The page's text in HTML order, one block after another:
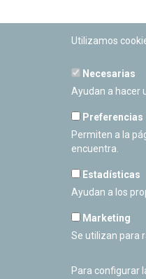
PLANETARIO DE
Calle Sancho
Cerrado
Utilizamos
Necesarias
Ayudan a hacer
Preferencias
Permiten a la
encuentra.
Estadísticas
Ayudan a los
Marketing
Se utilizan para
Para configurar